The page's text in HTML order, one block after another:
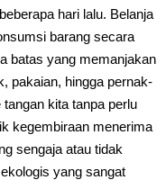
hari lalu. Belanja
barang secara
batas yang memanjakan
pakaian, hingga pernak-
kita tanpa perlu
kegembiraan menerima
sengaja atau tidak
yang sangat